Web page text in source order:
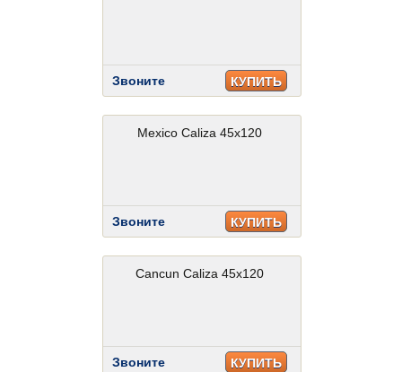
Звоните КУПИТЬ
Mexico Caliza 45x120
Звоните КУПИТЬ
Cancun Caliza 45x120
Звоните КУПИТЬ